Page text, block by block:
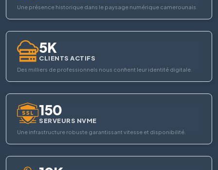
Une présence historique dans le paysage numérique camerounais.
5K
CLIENTS ACTIFS
Des milliers de professionnels nous confient leur identité digitale.
150
SERVEURS NVME
Une infrastructure robuste garantissant vitesse et disponibilité.